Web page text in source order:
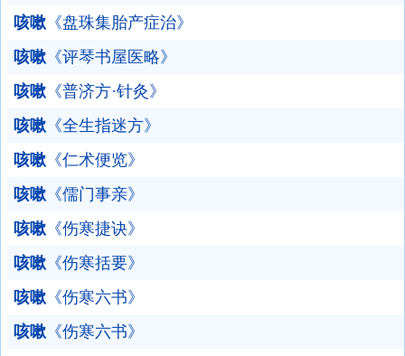
咳嗽 《盘珠集胎产症治》
咳嗽 《评琴书屋医略》
咳嗽 《普济方·针灸》
咳嗽 《全生指迷方》
咳嗽 《仁术便览》
咳嗽 《儒门事亲》
咳嗽 《伤寒捷诀》
咳嗽 《伤寒括要》
咳嗽 《伤寒六书》
咳嗽 《伤寒六书》